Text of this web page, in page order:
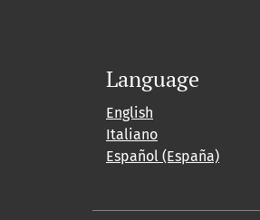
Language
English
Italiano
Español (España)